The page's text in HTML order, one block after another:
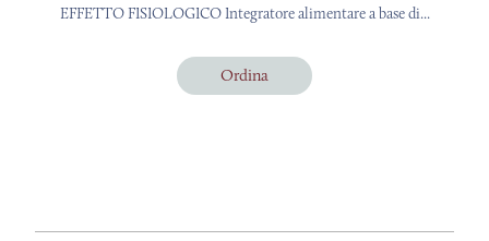
EFFETTO FISIOLOGICO Integratore alimentare a base di...
Ordina